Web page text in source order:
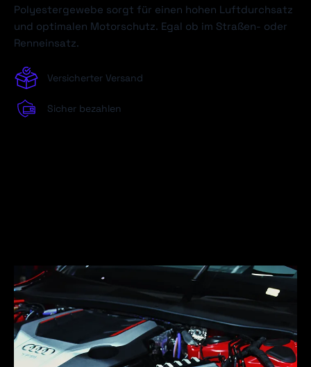
Polyestergewebe sorgt für einen hohen Luftdurchsatz
und optimalen Motorschutz. Egal ob im Straßen- oder
Renneinsatz.
Versicherter Versand
Sicher bezahlen